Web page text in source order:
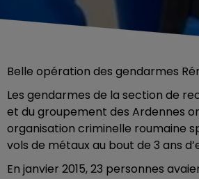
Belle opération des gendarmes
Les gendarmes de la section de
et du groupement des Ardennes
organisation criminelle roumaine
vols de métaux au bout de 3 ans
En janvier 2015, 23 personnes